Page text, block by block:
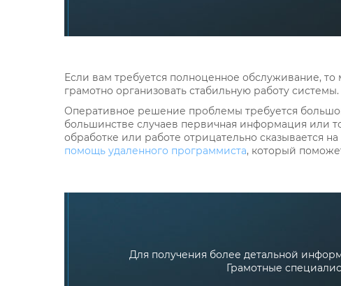
Если вам требуется полноценное обслуживание, то
грамотно организовать стабильную работу системы.
Оперативное решение проблемы требуется
большинстве случаев первичная информация или
обработке или работе отрицательно сказывается
помощь удаленного программиста, который
Для получения более детальной
Грамотные